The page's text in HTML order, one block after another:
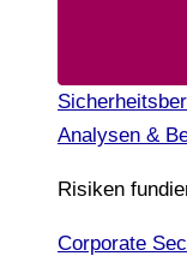
Analysen &
Risiken
Corporate